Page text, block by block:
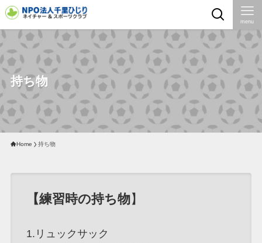
menu
持ち物
Home 持ち物
【練習時の持ち物】
1.リュックサック